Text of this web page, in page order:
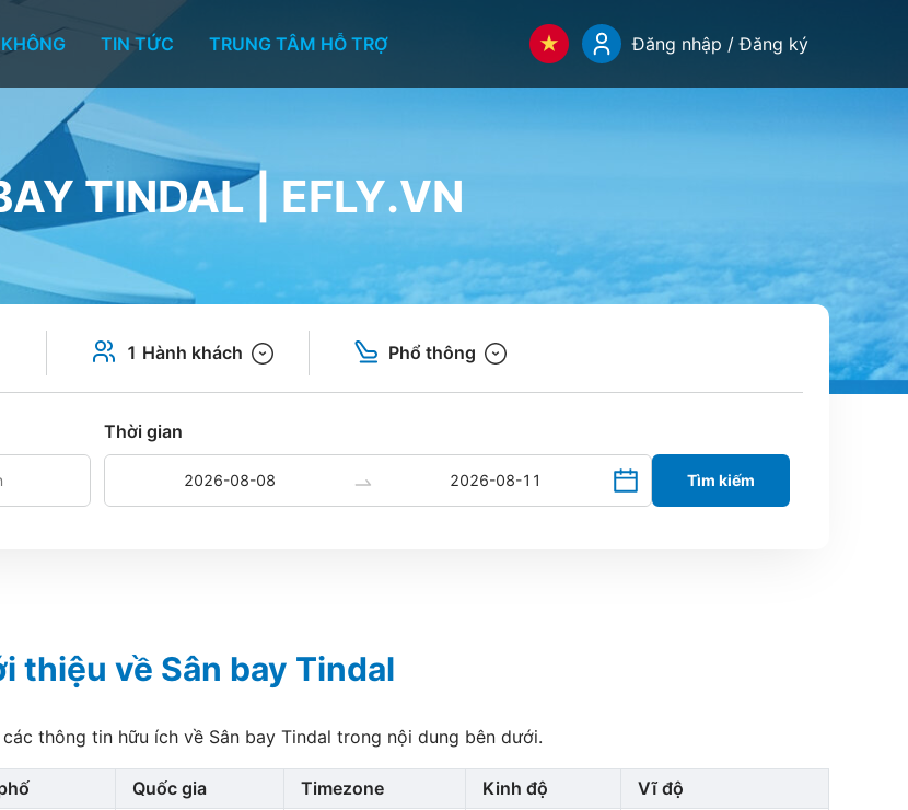
TIN TỨC TRUNG TÂM HỖ TRỢ Đăng nhập / Đăng ký
TINDAL | EFLY.VN
1 Hành khách Phổ thông
Thời gian
Tìm kiếm
thiệu về Sân bay Tindal
thông tin hữu ích về Sân bay Tindal trong nội dung bên dưới.
Quốc gia Timezone Kinh độ
Vĩ độ